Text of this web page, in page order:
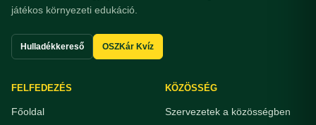
játékos környezeti edukáció.
Hulladékkereső OSZKár Kvíz
FELFEDEZÉS
Főoldal
KÖZÖSSÉG
Szervezetek a közösségben